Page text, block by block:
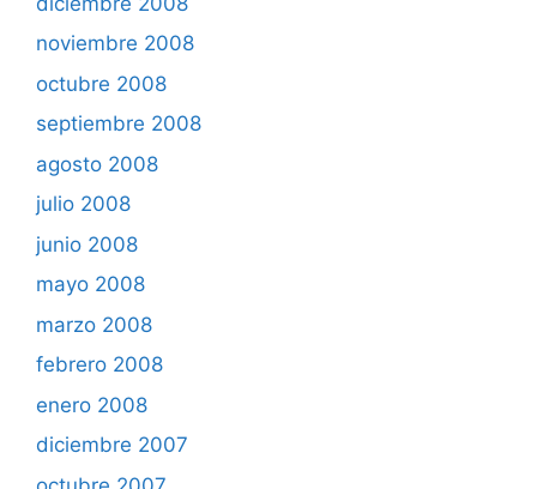
noviembre 2008
octubre 2008
septiembre 2008
agosto 2008
julio 2008
junio 2008
mayo 2008
marzo 2008
febrero 2008
enero 2008
diciembre 2007